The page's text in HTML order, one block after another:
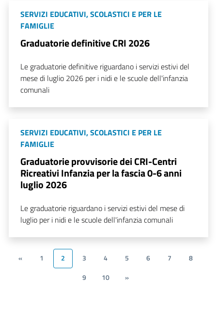
SERVIZI EDUCATIVI, SCOLASTICI E PER LE
FAMIGLIE
Graduatorie definitive CRI 2026
Le graduatorie definitive riguardano i servizi estivi del
mese di luglio 2026 per i nidi e le scuole dell'infanzia
comunali
SERVIZI EDUCATIVI, SCOLASTICI E PER LE
FAMIGLIE
Graduatorie provvisorie dei CRI-Centri
Ricreativi Infanzia per la fascia 0-6 anni
luglio 2026
Le graduatorie riguardano i servizi estivi del mese di
luglio per i nidi e le scuole dell'infanzia comunali
« 1 2 3 4 5 6 7
8
9
10 »